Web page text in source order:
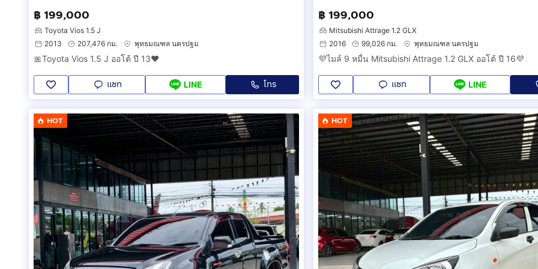
฿ 199,000
Toyota Vios 1.5 J
2013
207,476 กม. พุทธมณฑล นครปฐม
🎀Toyota Vios 1.5 J ออโต้ ปี 13❤️
แชท LINE โทร
฿ 199,000
Mitsubishi Attrage 1.2 GLX
2016
99,026 กม. พุทธมณฑล นครปฐม
💜ไมล์ 9 หมื่น Mitsubishi Attrage 1.2 GLX ออโต้ ปี 16💜
แชท LINE
HOT HOT